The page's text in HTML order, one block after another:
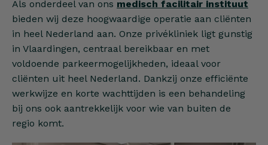
Als onderdeel van ons medisch facilitair instituut
bieden wij deze hoogwaardige operatie aan cliënten
in heel Nederland aan. Onze privékliniek ligt gunstig
in Vlaardingen, centraal bereikbaar en met
voldoende parkeermogelijkheden, ideaal voor
cliënten uit heel Nederland. Dankzij onze efficiënte
werkwijze en korte wachttijden is een behandeling
bij ons ook aantrekkelijk voor wie van buiten de
regio komt.